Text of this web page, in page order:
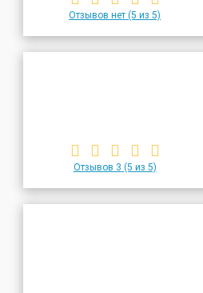
Отзывов нет (5 из 5)
Отзывов 3 (5 из 5)